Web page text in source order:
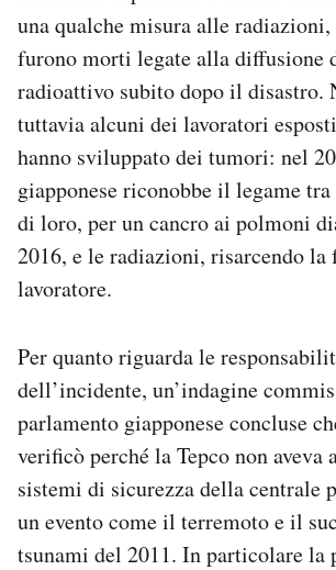
una qualche misura alle
furono morti legate alla diffusione
radioattivo subito dopo il disastro.
tuttavia alcuni dei lavoratori
hanno sviluppato dei tumori: nel
giapponese riconobbe il legame
di loro, per un cancro ai polmoni
2016, e le radiazioni, risarcendo
lavoratore.
Per quanto riguarda le
dell’incidente, un’indagine
parlamento giapponese concluse
verificò perché la Tepco non aveva
sistemi di sicurezza della centrale
un evento come il terremoto e il
tsunami del 2011. In particolare la